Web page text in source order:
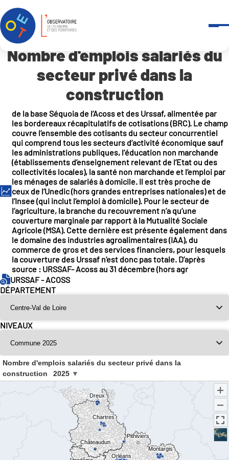
Accueil Outils et services
Nombre d’emplois salariés du secteur privé dans la construction
Nombre d'emplois salariés du
secteur privé dans la
construction
de la base Séquoia de l’Acoss et des Urssaf, alimentée par
les bordereaux récapitulatifs de cotisations (BRC). Le champ
couvre l’ensemble des cotisants du secteur concurrentiel
qui comprend tous les secteurs d’activité économique sauf
les administrations publiques, l’éducation non marchande
(établissements d’enseignement relevant de l’Etat ou des
collectivités locales), la santé non marchande et l’emploi par
les ménages de salariés à domicile. Il est très proche de
ceux de l’Unedic (hors grandes entreprises nationales) et de
l’Insee (qui inclut l’emploi à domicile). Pour le secteur de
l’agriculture, la branche du recouvrement n’a qu’une
couverture marginale par rapport à la Mutualité Sociale
Agricole (MSA). Cette dernière est présente également dans
le domaine des industries agroalimentaires (IAA), du
commerce de gros et des services financiers, pour lesquels
la couverture des Urssaf n’est donc pas totale. D’après
source : URSSAF- Acoss au 31 décembre (hors agr
URSSAF - ACOSS
DÉPARTEMENT
NIVEAUX